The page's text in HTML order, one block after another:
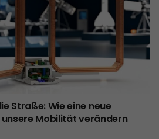
Straße: Wie eine neue
Mobilität verändern